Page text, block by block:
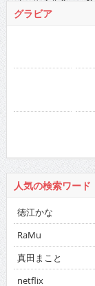
2021/11/16 に投稿された
グラビア
人気の検索ワード
徳江かな
RaMu
真田まこと
netflix